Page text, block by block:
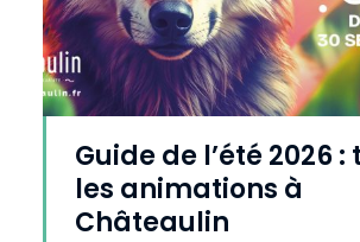
H
u
t
c
Guide de l’été 2026 :
les animations à
Châteaulin